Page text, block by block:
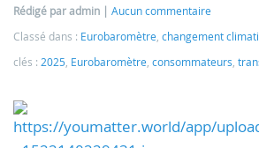
Rédigé par admin
Aucun commentaire
Classé dans : Eurobaromètre changement
clés : 2025 Eurobaromètre consommateurs